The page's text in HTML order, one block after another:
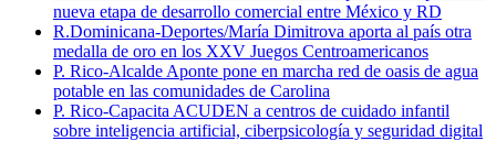
nueva etapa de desarrollo comercial entre México y RD
R.Dominicana-Deportes/María Dimitrova aporta al país otra
medalla de oro en los XXV Juegos Centroamericanos
P. Rico-Alcalde Aponte pone en marcha red de oasis de agua
potable en las comunidades de Carolina
P. Rico-Capacita ACUDEN a centros de cuidado infantil
sobre inteligencia artificial, ciberpsicología y seguridad digital